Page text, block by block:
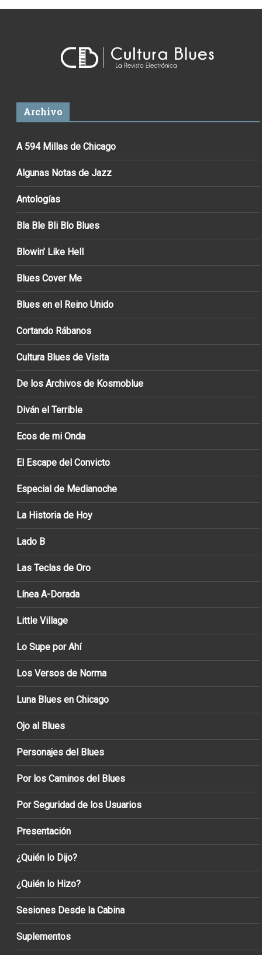
Archivo
A 594 Millas de Chicago
Algunas Notas de Jazz
Antologías
Bla Ble Bli Blo Blues
Blowin’ Like Hell
Blues Cover Me
Blues en el Reino Unido
Cortando Rábanos
Cultura Blues de Visita
De los Archivos de Kosmoblue
Diván el Terrible
Ecos de mi Onda
El Escape del Convicto
Especial de Medianoche
La Historia de Hoy
Lado B
Las Teclas de Oro
Línea A-Dorada
Little Village
Lo Supe por Ahí
Los Versos de Norma
Luna Blues en Chicago
Ojo al Blues
Personajes del Blues
Por los Caminos del Blues
Por Seguridad de los Usuarios
Presentación
¿Quién lo Dijo?
¿Quién lo Hizo?
Sesiones Desde la Cabina
Suplementos